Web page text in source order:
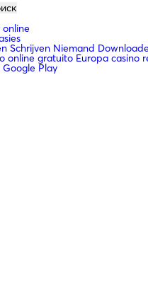
Schrijven Niemand
online gratuito Europa casino
Play